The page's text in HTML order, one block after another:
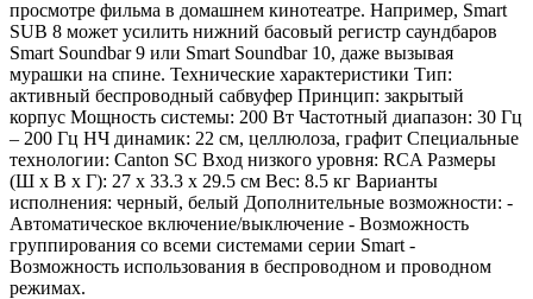
просмотре фильма в домашнем кинотеатре. Например, Smart
SUB 8 может усилить нижний басовый регистр саундбаров
Smart Soundbar 9 или Smart Soundbar 10, даже вызывая
мурашки на спине. Технические характеристики Тип:
активный беспроводный сабвуфер Принцип: закрытый
корпус Мощность системы: 200 Вт Частотный диапазон: 30 Гц
– 200 Гц НЧ динамик: 22 см, целлюлоза, графит Специальные
технологии: Canton SC Вход низкого уровня: RCA Размеры
(Ш х В х Г): 27 х 33.3 х 29.5 см Вес: 8.5 кг Варианты
исполнения: черный, белый Дополнительные возможности: -
Автоматическое включение/выключение - Возможность
группирования со всеми системами серии Smart -
Возможность использования в беспроводном и проводном
режимах.